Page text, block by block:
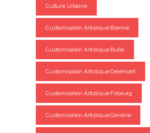
Culture Urbaine
Customisation Artistique Bienne
Customisation Artistique Bulle
Customisation Artistique Delémont
Customisation Artistique Fribourg
Customisation Artistique Genève